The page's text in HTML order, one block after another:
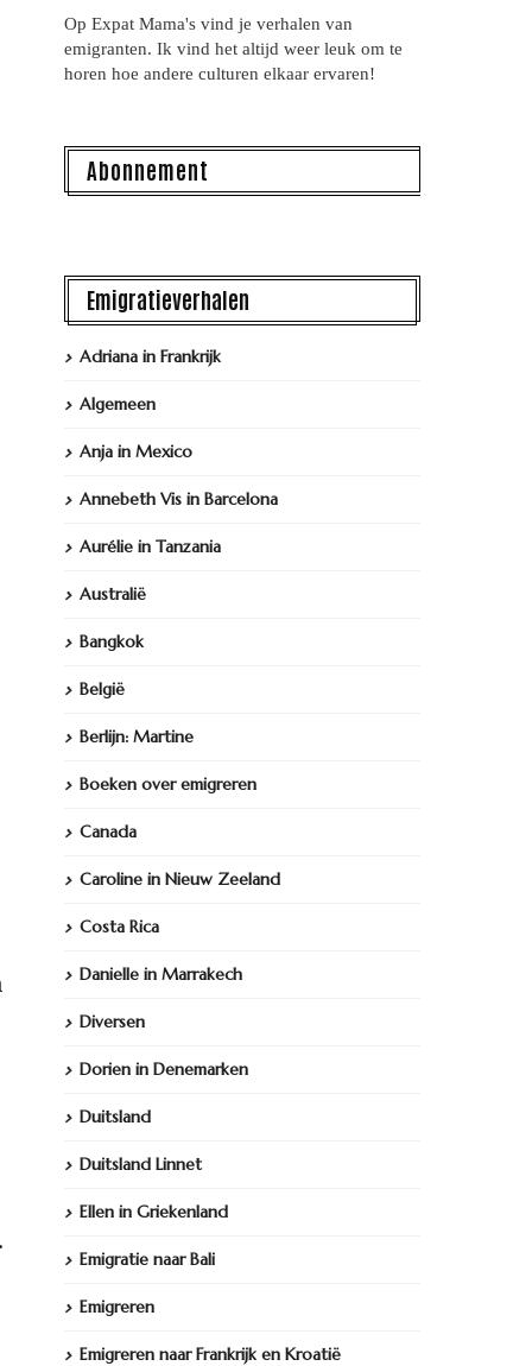
Op Expat Mama's vind je verhalen van
emigranten. Ik vind het altijd weer leuk om te
horen hoe andere culturen elkaar ervaren!
Abonnement
Emigratieverhalen
Adriana in Frankrijk
Algemeen
Anja in Mexico
Annebeth Vis in Barcelona
Aurélie in Tanzania
Australië
Bangkok
België
Berlijn: Martine
Boeken over emigreren
Canada
Caroline in Nieuw Zeeland
Costa Rica
Danielle in Marrakech
Diversen
Dorien in Denemarken
Duitsland
Duitsland Linnet
Ellen in Griekenland
Emigratie naar Bali
Emigreren
Emigreren naar Frankrijk en Kroatië